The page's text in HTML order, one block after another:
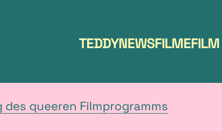
TEDDYNEWSFILME
queeren Filmprogramms